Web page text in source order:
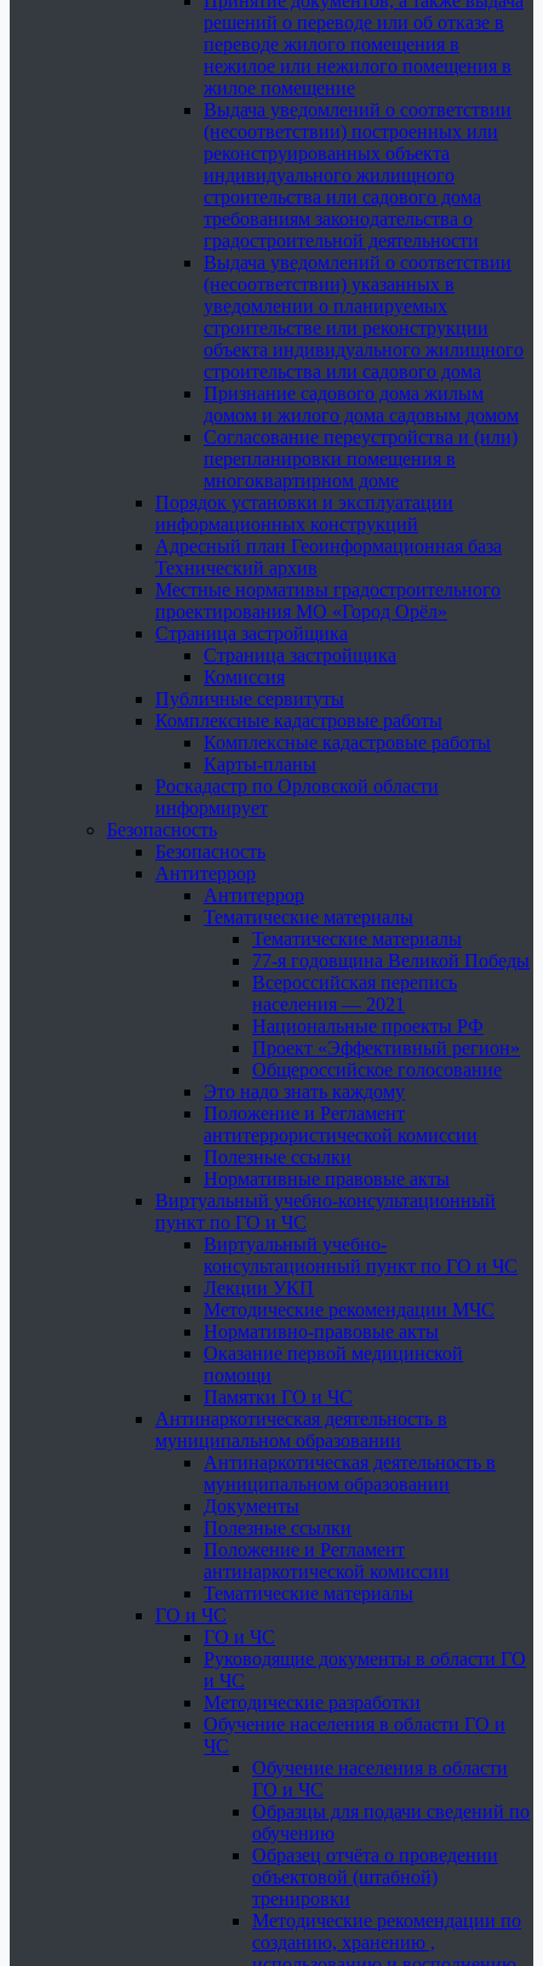
решений о переводе или об отказе в
переводе жилого помещения в
нежилое или нежилого помещения в
жилое помещение
Выдача уведомлений о соответствии
(несоответствии) построенных или
реконструированных объекта
индивидуального жилищного
строительства или садового дома
требованиям законодательства о
градостроительной деятельности
Выдача уведомлений о соответствии
(несоответствии) указанных в
уведомлении о планируемых
строительстве или реконструкции
объекта индивидуального жилищного
строительства или садового дома
Признание садового дома жилым
домом и жилого дома садовым домом
Согласование переустройства и (или)
перепланировки помещения в
многоквартирном доме
Порядок установки и эксплуатации
информационных конструкций
Адресный план Геоинформационная база
Технический архив
Местные нормативы градостроительного
проектирования МО «Город Орёл»
Страница застройщика
Страница застройщика
Комиссия
Публичные сервитуты
Комплексные кадастровые работы
Комплексные кадастровые работы
Карты-планы
Роскадастр по Орловской области
информирует
Безопасность
Безопасность
Антитеррор
Антитеррор
Тематические материалы
Тематические материалы
77-я годовщина Великой Победы
Всероссийская перепись
населения — 2021
Национальные проекты РФ
Проект «Эффективный регион»
Общероссийское голосование
Это надо знать каждому
Положение и Регламент
антитеррористической комиссии
Полезные ссылки
Нормативные правовые акты
Виртуальный учебно-консультационный
пункт по ГО и ЧС
Виртуальный учебно-
консультационный пункт по ГО и ЧС
Лекции УКП
Методические рекомендации МЧС
Нормативно-правовые акты
Оказание первой медицинской
помощи
Памятки ГО и ЧС
Антинаркотическая деятельность в
муниципальном образовании
Антинаркотическая деятельность в
муниципальном образовании
Документы
Полезные ссылки
Положение и Регламент
антинаркотической комиссии
Тематические материалы
ГО и ЧС
ГО и ЧС
Руководящие документы в области ГО
и ЧС
Методические разработки
Обучение населения в области ГО и
ЧС
Обучение населения в области
ГО и ЧС
Образцы для подачи сведений по
обучению
Образец отчёта о проведении
объектовой (штабной)
тренировки
Методические рекомендации по
созданию, хранению ,